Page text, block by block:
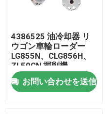
4386525 油冷却器 リ
ウゴン車輪ローダー
LG855N、CLG856H、
ZL50CN 掘削機
CLG936LC、CLG939LC
エンジン6C836CT8 に
ついて
お問い合わせを送信